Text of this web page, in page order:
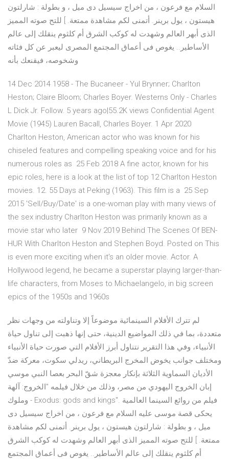
السلام مع فرعون ، من اخراج سيسيل دى ميل ، و بطولة : شارلتون
هيستون ، يول برينر. أتمنى لكم مشاهدة ممتعة. ] للتح صوته المميز
الذى أبهر العالم وشهدت له كوكب الشرق أم كلثوم ينقلك إلى عالم
الأساطير.. يغوص فى أعماق المجتمع المصرى ليعبر عن كل فئاته
وشخوصه، فيقنعك بأنه
14 Dec 2014 1958 - The Bucaneer - Yul Brynner; Charlton
Heston; Claire Bloom; Charles Boyer. Westerns Only - Charles
L Dick Jr. Follow. 5 years ago|55.2K views Confidential Agent
Movie (1945) Lauren Bacall, Charles Boyer. 1 Apr 2020
Charlton Heston, American actor who was known for his
chiseled features and compelling speaking voice and for his
numerous roles as 25 Feb 2018 A fine actor, known for his
epic roles, here is a look at the list of top 12 Charlton Heston
movies. 12. 55 Days at Peking (1963). This film is a 25 Sep
2015 'Sell/Buy/Date' is a one-woman play with many views of
the sex industry Charlton Heston was primarily known as a
movie star who later 9 Nov 2019 Behind The Scenes Of BEN-
HUR With Charlton Heston and Stephen Boyd. Posted on This
is even more exciting when it's an older movie. Actor. A
Hollywood legend, he became a superstar playing larger-than-
life characters, from Moses to Michaelangelo, in big screen
epics of the 1950s and 1960s
لم تترك الأفلام السينمائية موضوعاً إلا وتناولته من وجهات نظر
متعددة، بما في ذلك المواضيع الدينية، حتى إنها ذهبت إلى تناول حياة
الأنبياء، وفي هذا التقرير نتناول أبرز الأفلام التي صورت حياة الأنبياء
ومختلف جوانب يخوض المخرج البريطاني، ريدلي سكوت، معركة ضدّ
الأديان السماوية الثلاثة بإنكار معجزة شقّ البحر بعصا النبي موسي
إبان الخروج اليهودي من مصر، وذلك من خلال فيلمه "الخروج: آلهة
وملوك - Exodus: gods and kings". فيلم من روائع السينما العالمية
يحكى قصة موسى عليه السلام مع فرعون ، من اخراج سيسيل دى
ميل ، و بطولة : شارلتون هيستون ، يول برينر. أتمنى لكم مشاهدة
ممتعة. ] للتح صوته المميز الذى أبهر العالم وشهدت له كوكب الشرق
أم كلثوم ينقلك إلى عالم الأساطير.. يغوص فى أعماق المجتمع